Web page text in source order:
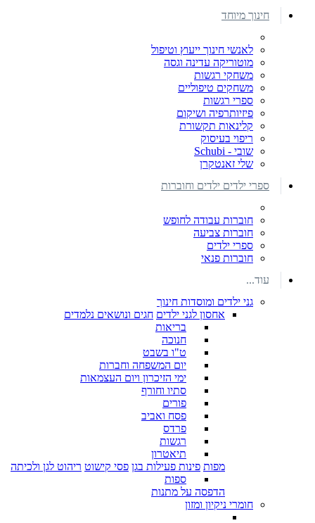
חינוך מיוחד
לאנשי חינוך ייעוץ וטיפול
מוטוריקה עדינה וגסה
משחקי רגשות
משחקים טיפוליים
ספרי רגשות
פיזיותרפיה ושיקום
קלינאות תקשורת
ריפוי בעיסוק
שובי - Schubi
שלי זאנטקרן
ספרי ילדים ילדים וחוברות
חוברות עבודה לחופש
חוברות צביעה
ספרי ילדים
חוברות פנאי
עוד...
גני ילדים ומוסדות חינוך
אחסון לגני ילדים חגים ונושאים נלמדים
בריאות
חנוכה
ט"ו בשבט
יום המשפחה וחברות
ימי הזיכרון ויום העצמאות
סתיו וחורף
פורים
פסח ואביב
פרדס
רגשות
תיאטרון
מפות פינות פעילות בגן פסי קישוט ריהוט לגן ולכיתה
ספות
הדפסה על מתנות
חומרי ניקיון ומזון